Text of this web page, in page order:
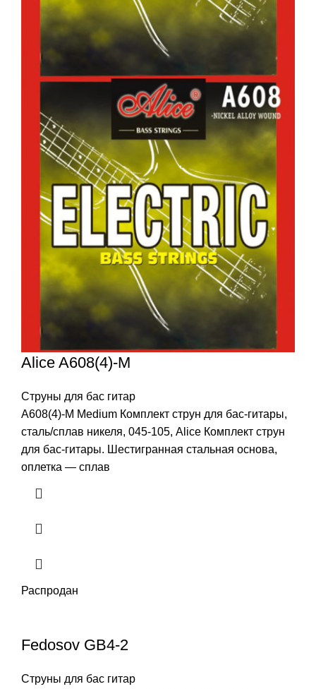
Alice A608(4)-M
Струны для бас гитар
A608(4)-M Medium Комплект струн для бас-гитары,
сталь/сплав никеля, 045-105, Alice Комплект струн
для бас-гитары. Шестигранная стальная основа,
оплетка — сплав
Распродан
Fedosov GB4-2
Струны для бас гитар